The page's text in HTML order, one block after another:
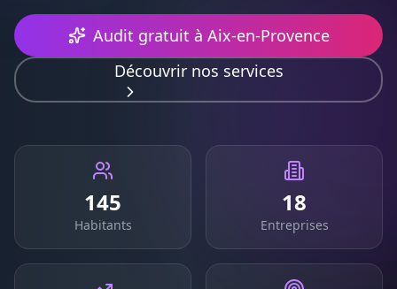
Audit gratuit à Aix-en-Provence
Découvrir nos services
145
Habitants
18
Entreprises